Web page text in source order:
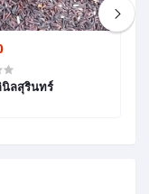
ลสุรินทร์